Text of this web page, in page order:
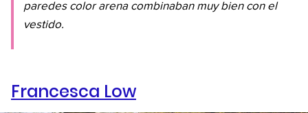
paredes color arena combinaban muy bien con el
vestido.
Francesca Low